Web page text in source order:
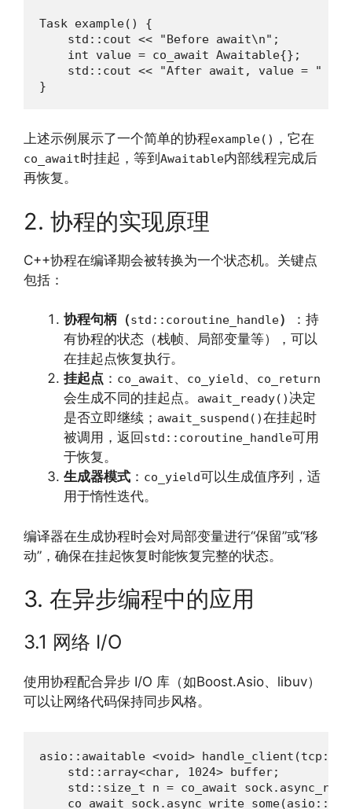
Task example() {
    std::cout << "Before await\n";
    int value = co_await Awaitable{};
std::cout << "After await, value = " <<
}
上述示例展示了一个简单的协程example() ，它在
co_await时挂起，等到 Awaitable内部线程完成后
再恢复。
2. 协程的实现原理
C++协程在编译期会被转换为一个状态机。关键点
包括：
协程句柄（std::coroutine_handle）
：持
有协程的状态（栈帧、局部变量等），可以
在挂起点恢复执行。
挂起点 ： co_await、 co_yield、 co_return
会生成不同的挂起点。 await_ready() 决定
是否立即继续； await_suspend()在挂起时
被调用，返回 std::coroutine_handle可用
于恢复。
生成器模式 ： co_yield可以生成值序列，适
用于惰性迭代。
编译器在生成协程时会对局部变量进行“保留”或“移
动”，确保在挂起恢复时能恢复完整的状态。
3. 在异步编程中的应用
3.1 网络 I/O
使用协程配合异步 I/O 库（如Boost.Asio、libuv）
可以让网络代码保持同步风格。
asio::awaitable <void>
    std::array<char, 1024> buffer;
std::size_t n = co_await
co_await